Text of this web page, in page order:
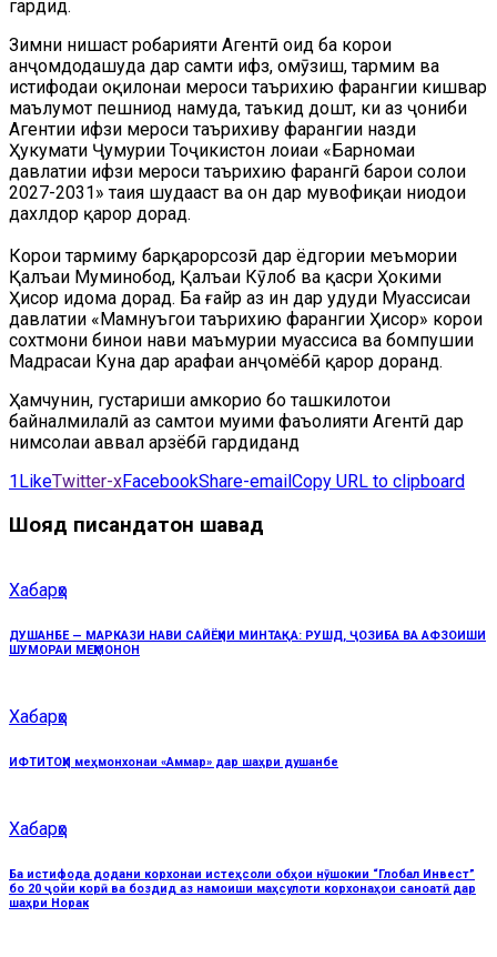
гардид.
Зимни нишаст роҳбарияти Агентӣ оид ба корҳои
анҷомдодашуда дар самти ҳифз, омӯзиш, тармим ва
истифодаи оқилонаи мероси таърихию фарҳангии кишвар
маълумот пешниҳод намуда, таъкид дошт, ки аз ҷониби
Агентии ҳифзи мероси таърихиву фарҳангии назди
Ҳукумати Ҷумҳурии Тоҷикистон лоиҳаи «Барномаи
давлатии ҳифзи мероси таърихию фарҳангӣ барои солҳои
2027-2031» таҳия шудааст ва он дар мувофиқаи ниҳодҳои
дахлдор қарор дорад.
Корҳои тармиму барқарорсозӣ дар ёдгории меъмории
Қалъаи Муминобод, Қалъаи Кӯлоб ва қасри Ҳокими
Ҳисор идома дорад. Ба ғайр аз ин дар ҳудуди Муассисаи
давлатии «Мамнуъгоҳи таърихию фарҳангии Ҳисор» корҳои
сохтмони бинои нави маъмурии муассиса ва бомпушии
Мадрасаи Куҳна дар арафаи анҷомёбӣ қарор доранд.
Ҳамчунин, густариши ҳамкориҳо бо ташкилотҳои
байналмилалӣ аз самтҳои муҳими фаъолияти Агентӣ дар
нимсолаи аввал арзёбӣ гардиданд
1 LikeTwitter-xFacebookShare-email Copy URL to clipboard
Шояд писандатон шавад
Хабарҳо
ДУШАНБЕ — МАРКАЗИ НАВИ САЙЁҲИИ МИНТАҚА: РУШД, ҶОЗИБА ВА АФЗОИШИ
ШУМОРАИ МЕҲМОНОН
Хабарҳо
ИФТИТОҲИ меҳмонхонаи «Аммар» дар шаҳри душанбе
Хабарҳо
Ба истифода додани корхонаи истеҳсоли обҳои нӯшокии “Глобал Инвест”
бо 20 ҷойи корӣ ва боздид аз намоиши маҳсулоти корхонаҳои саноатӣ дар
шаҳри Норак